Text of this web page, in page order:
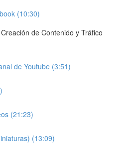
(10:30)
de Contenido y Tráfico
de Youtube (3:51)
(21:23)
(13:09)